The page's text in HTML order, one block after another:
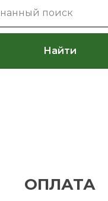
Найти
ОПЛАТА